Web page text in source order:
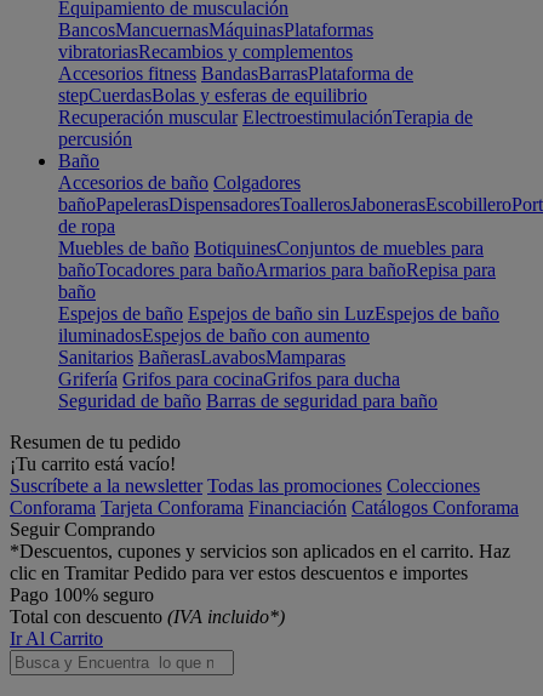
Equipamiento de musculación
BancosMancuernasMáquinasPlataformas
vibratoriasRecambios y complementos
Accesorios fitness BandasBarrasPlataforma de
stepCuerdasBolas y esferas de equilibrio
Recuperación muscular ElectroestimulaciónTerapia de
percusión
Baño
Accesorios de baño Colgadores
bañoPapelerasDispensadoresToallerosJabonerasEscobillero
de ropa
Muebles de baño BotiquinesConjuntos de muebles para
bañoTocadores para bañoArmarios para bañoRepisa para
baño
Espejos de baño Espejos de baño sin LuzEspejos de baño
iluminadosEspejos de baño con aumento
Sanitarios BañerasLavabosMamparas
Grifería Grifos para cocinaGrifos para ducha
Seguridad de baño Barras de seguridad para baño
Resumen de tu pedido
¡Tu carrito está vacío!
Suscríbete a la newsletter Todas las promociones Colecciones
Conforama Tarjeta Conforama Financiación Catálogos Conforama
Seguir Comprando
*Descuentos, cupones y servicios son aplicados en el carrito. Haz
clic en Tramitar Pedido para ver estos descuentos e importes
Pago 100% seguro
Total con descuento (IVA incluido*)
Ir Al Carrito